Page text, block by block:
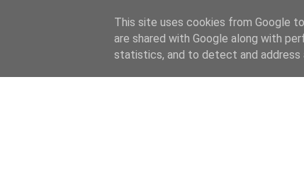
This site uses cookies from Google
are shared with Google along with
statistics, and to detect and address